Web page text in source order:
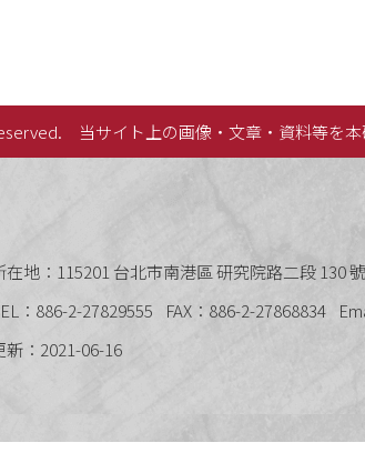
当サイト上の画像・文章・資料等を
在地：115201 台北市南港區 研究院路二段 130
：886-2-27829555
FAX：886-2-27868834
新：2021-06-16